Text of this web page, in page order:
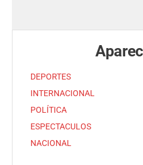
DEPORTES
INTERNACIONAL
POLÍTICA
ESPECTACULOS
NACIONAL